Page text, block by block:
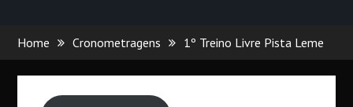
Home Cronometragens 1º Treino Livre Pista Leme